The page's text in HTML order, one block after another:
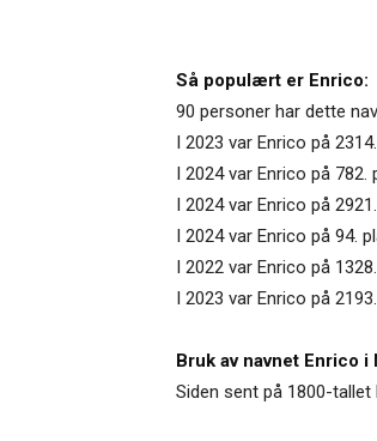
Så populært er Enrico:
90 personer har dette
I 2023 var Enrico på
I 2024 var Enrico på
I 2024 var Enrico på
I 2024 var Enrico på 94.
I 2022 var Enrico på
I 2023 var Enrico på
Bruk av navnet Enrico
Siden sent på 1800-